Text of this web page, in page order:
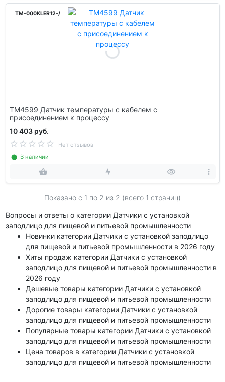
TM-000KLER12-/
TM4599 Датчик температуры с кабелем с
присоединением к процессу
10 403 руб.
Нет отзывов
⬤ В наличии
Показано с 1 по 2 из 2 (всего 1 страниц)
Вопросы и ответы о категории Датчики с установкой
заподлицо для пищевой и питьевой промышленности
Новинки категории Датчики с установкой заподлицо
для пищевой и питьевой промышленности в 2026 году
Хиты продаж категории Датчики с установкой
заподлицо для пищевой и питьевой промышленности в
2026 году
Дешевые товары категории Датчики с установкой
заподлицо для пищевой и питьевой промышленности
Дорогие товары категории Датчики с установкой
заподлицо для пищевой и питьевой промышленности
Популярные товары категории Датчики с установкой
заподлицо для пищевой и питьевой промышленности
Цена товаров в категории Датчики с установкой
заподлицо для пищевой и питьевой промышленности